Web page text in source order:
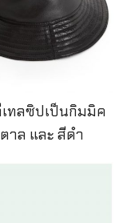
ทลซิปเป็นกิมมิค
าล และ สีดำ